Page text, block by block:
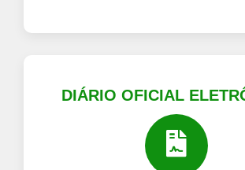
DIÁRIO OFICIAL